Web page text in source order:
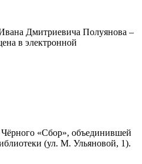
Дмитриевича Полуянова –
в электронной
«Сбор», объединившей
(ул. М. Ульяновой, 1).